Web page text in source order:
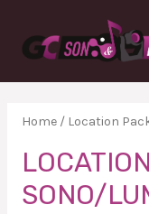
Home/ Location
SONO/